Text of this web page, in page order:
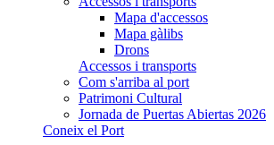
Mapa d'accessos
Mapa gàlibs
Drons
Accessos i transports
Com s'arriba al port
Patrimoni Cultural
Jornada de Puertas Abiertas 2026
Coneix el Port